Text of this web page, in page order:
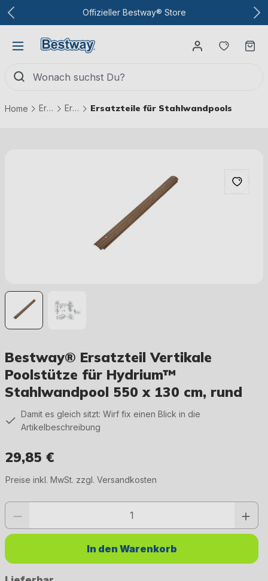
Zum Hauptinhalt Offizieller Bestway® Store
Du
Home Ersatzteile Ersatzteile Pools Ersatzteile für Stahlwandpools
Bestway® Ersatzteil Vertikale
Poolstütze für Hydrium™
Stahlwandpool 550 x 130 cm, rund
Damit es gleich sitzt: Wirf fix einen Blick in die
Artikelbeschreibung
29,85 €
Preise inkl. MwSt. zzgl. Versandkosten
Produkt Anzahl: Gib den gewünschten Wert ein oder benutze die
In den Warenkorb